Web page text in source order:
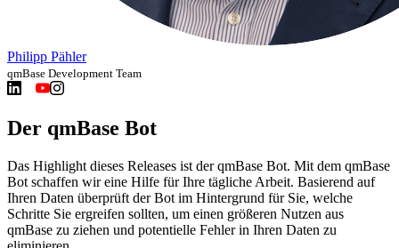
Philipp Pähler
qmBase Development Team
Der qmBase Bot
Das Highlight dieses Releases ist der qmBase Bot. Mit dem qmBase
Bot schaffen wir eine Hilfe für Ihre tägliche Arbeit. Basierend auf
Ihren Daten überprüft der Bot im Hintergrund für Sie, welche
Schritte Sie ergreifen sollten, um einen größeren Nutzen aus
qmBase zu ziehen und potentielle Fehler in Ihren Daten zu